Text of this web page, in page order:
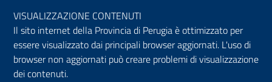
VISUALIZZAZIONE CONTENUTI
Il sito internet della Provincia di Perugia è ottimizzato per
essere visualizzato dai principali browser aggiornati. L'uso di
browser non aggiornati può creare problemi di visualizzazione
dei contenuti.